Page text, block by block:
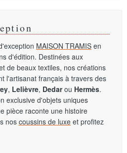
MAISON TRAMIS en
d'édition. Destinées aux
de beaux textiles, nos créations
l'artisanat français à travers des
, Lelièvre, Dedarou Hermès.
exclusive d'objets uniques
pièce raconte une histoire
nos coussins de luxe et profitez